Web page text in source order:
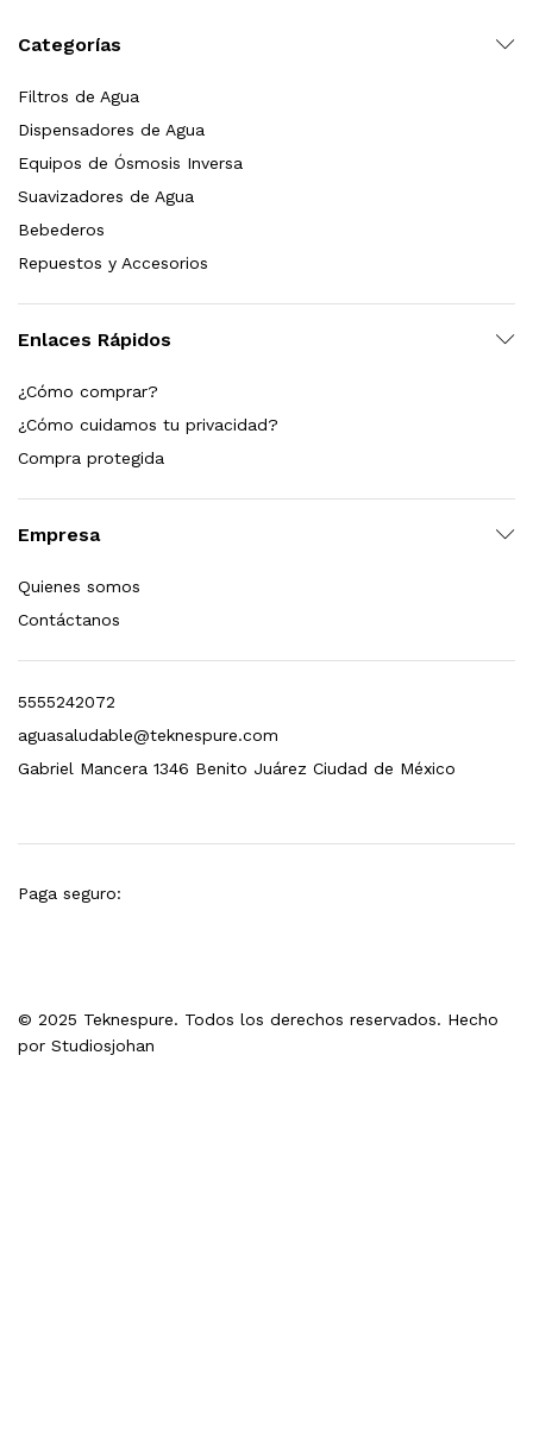
Categorías
Filtros de Agua
Dispensadores de Agua
Equipos de Ósmosis Inversa
Suavizadores de Agua
Bebederos
Repuestos y Accesorios
Enlaces Rápidos
¿Cómo comprar?
¿Cómo cuidamos tu privacidad?
Compra protegida
Empresa
Quienes somos
Contáctanos
5555242072
aguasaludable@teknespure.com
Gabriel Mancera 1346 Benito Juárez Ciudad de México
© 2025 Teknespure. Todos los derechos reservados. Hecho
por Studiosjohan
Paga seguro: